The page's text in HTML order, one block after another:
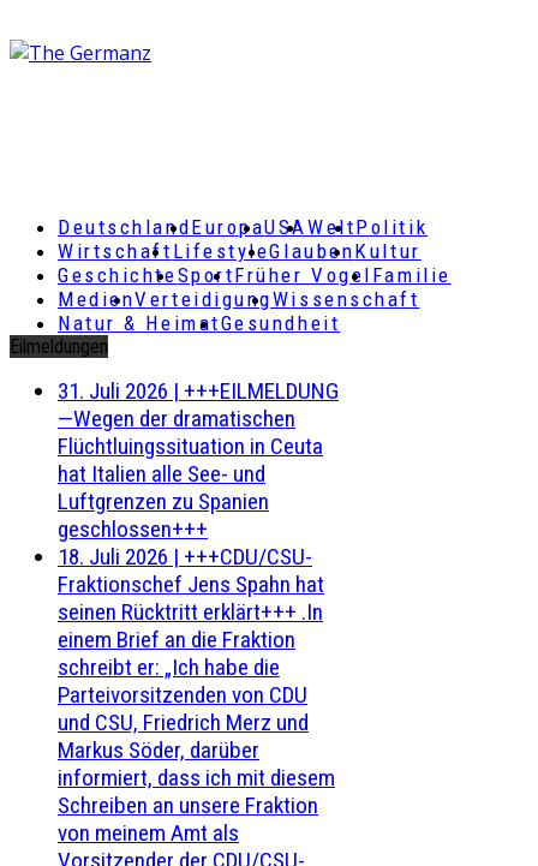
DeutschlandEuropaUSAWeltPolitik
Wirtschaft LifestyleGlaubenKultur
GeschichteSportFrüher Vogel Familie
MedienVerteidigungWissenschaft
Natur & HeimatGesundheit
Eilmeldungen
31. Juli 2026 | +++EILMELDUNG
—Wegen der dramatischen
Flüchtluingssituation in Ceuta
hat Italien alle See- und
Luftgrenzen zu Spanien
geschlossen+++
18. Juli 2026 | +++CDU/CSU-
Fraktionschef Jens Spahn hat
seinen Rücktritt erklärt+++ .In
einem Brief an die Fraktion
schreibt er: „Ich habe die
Parteivorsitzenden von CDU
und CSU, Friedrich Merz und
Markus Söder, darüber
informiert, dass ich mit diesem
Schreiben an unsere Fraktion
von meinem Amt als